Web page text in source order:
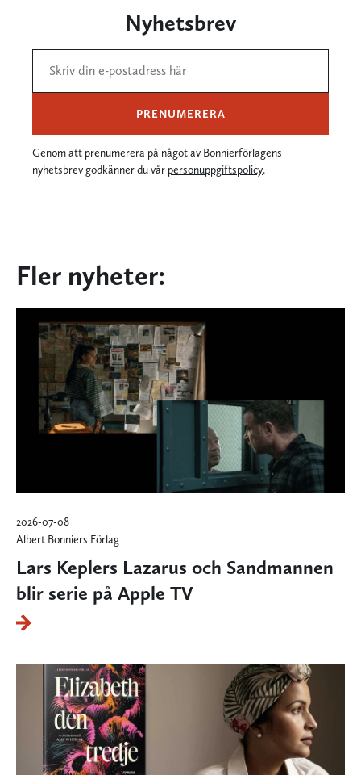
Nyhetsbrev
PRENUMERERA
Genom att prenumerera på något av Bonnierförlagens
nyhetsbrev godkänner du vår personuppgiftspolicy.
Fler nyheter:
2026-07-08
Albert Bonniers Förlag
Lars Keplers Lazarus och Sandmannen
blir serie på Apple TV